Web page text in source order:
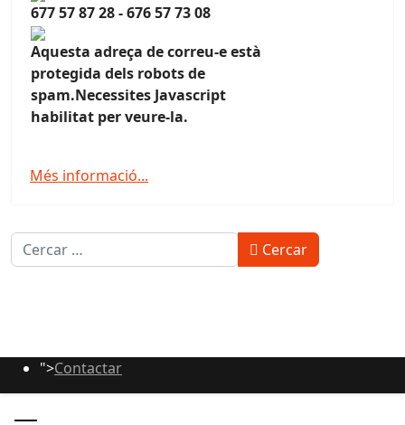
677 57 87 28 - 676 57 73 08
Aquesta adreça de correu-e està
protegida dels robots de
spam.Necessites Javascript
habilitat per veure-la.
Més informació...
Cercar
Cercar
">Contactar